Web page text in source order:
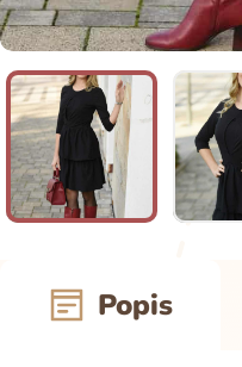
Popis